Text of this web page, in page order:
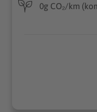
0g CO₂/km